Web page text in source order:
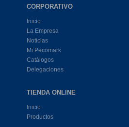
CORPORATIVO
Inicio
La Empresa
Noticias
Mi Pecomark
Catálogos
Delegaciones
TIENDA ONLINE
Inicio
Productos